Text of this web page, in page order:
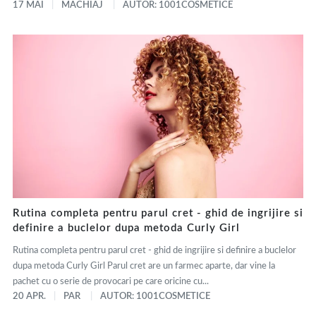
17 MAI
MACHIAJ AUTOR: 1001COSMETICE
Rutina completa pentru parul cret - ghid de ingrijire si
definire a buclelor dupa metoda Curly Girl
Rutina completa pentru parul cret - ghid de ingrijire si definire a buclelor
dupa metoda Curly Girl Parul cret are un farmec aparte, dar vine la
pachet cu o serie de provocari pe care oricine cu...
20 APR.
PAR AUTOR: 1001COSMETICE